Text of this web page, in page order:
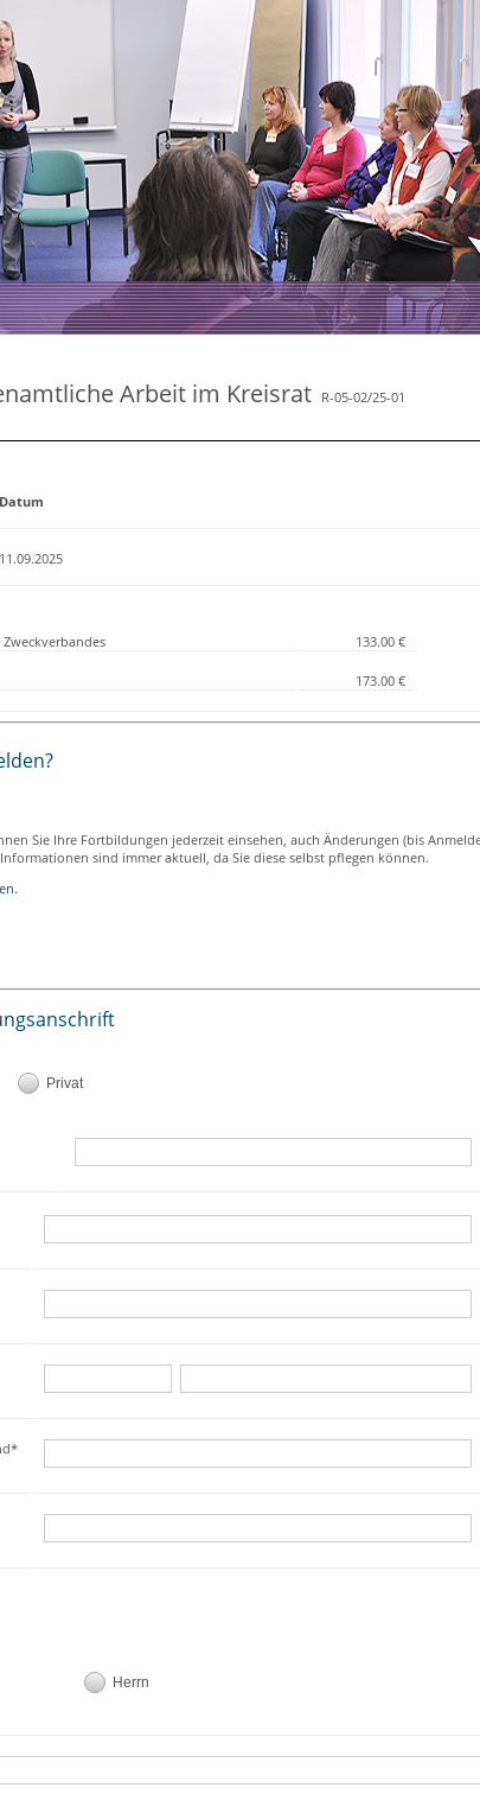
Arbeit im Kreisrat
R-05-02/25-01
Datum
11.09.2025
133.00 €
173.00 €
Sie Ihre Fortbildungen jederzeit einsehen, auch Änderungen (bis
sind immer aktuell, da Sie diese selbst pflegen können.
Privat
Herrn